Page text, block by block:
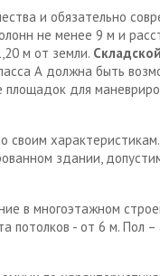
и обязательно
не менее 9 м и
м от земли.
А должна быть
площадок для
своим
здании,
в многоэтажном
потолков - от 6 м. Пол